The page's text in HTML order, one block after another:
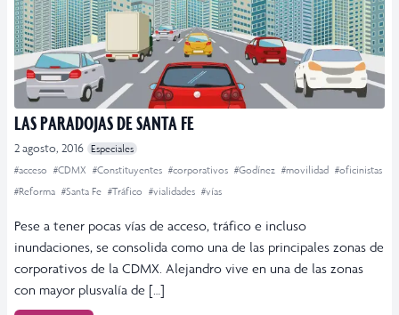
LAS PARADOJAS DE SANTA FE
2 agosto, 2016 Especiales
#acceso #CDMX #Constituyentes #corporativos #Godínez #movilidad #oficinistas
#Reforma #Santa Fe #Tráfico #vialidades #vías
Pese a tener pocas vías de acceso, tráfico e incluso
inundaciones, se consolida como una de las principales zonas de
corporativos de la CDMX. Alejandro vive en una de las zonas
con mayor plusvalía de […]